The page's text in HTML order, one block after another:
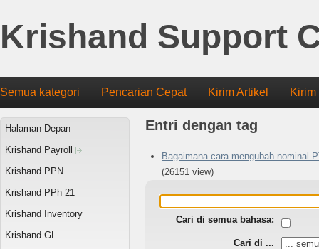
Krishand Support
Semua kategori Pencarian Cepat Kirim Artikel
Halaman Depan
Krishand Payroll
Krishand PPN
Krishand PPh 21
Krishand Inventory
Krishand GL
Entri dengan tag
Bagaimana cara mengubah nominal
(26151 view)
Cari di semua bahasa:
Cari di ...